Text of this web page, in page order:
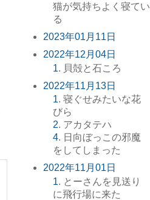
猫が気持ちよく寝てい
る
2023年01月11日
2022年12月04日
1. 貝殻と石ころ
2022年11月13日
1. 寝ぐせみたいな花
びら
2. アカタテハ
4. 日向ぼっこの邪魔
をしてしまった
2022年11月01日
1. とーさんを見送り
に飛行場に来た